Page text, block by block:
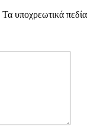
Τα υποχρεωτικά πεδία